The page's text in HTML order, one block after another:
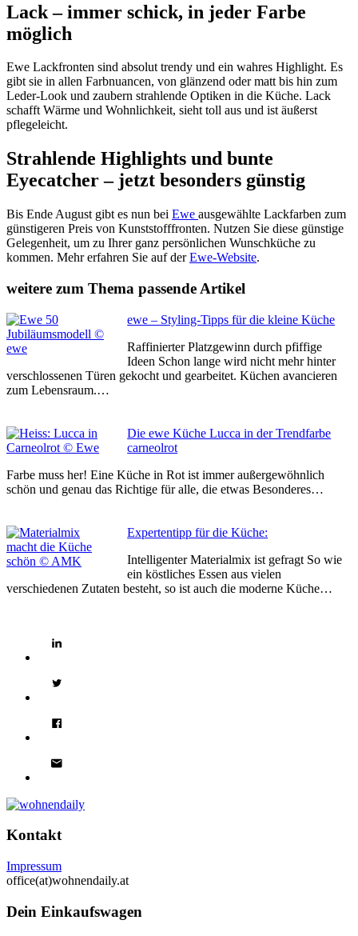
Lack – immer schick, in jeder Farbe
möglich
Ewe Lackfronten sind absolut trendy und ein wahres Highlight. Es
gibt sie in allen Farbnuancen, von glänzend oder matt bis hin zum
Leder-Look und zaubern strahlende Optiken in die Küche. Lack
schafft Wärme und Wohnlichkeit, sieht toll aus und ist äußerst
pflegeleicht.
Strahlende Highlights und bunte
Eyecatcher – jetzt besonders günstig
Bis Ende August gibt es nun bei Ewe ausgewählte Lackfarben zum
günstigeren Preis von Kunststofffronten. Nutzen Sie diese günstige
Gelegenheit, um zu Ihrer ganz persönlichen Wunschküche zu
kommen. Mehr erfahren Sie auf derEwe-Website.
weitere zum Thema passende Artikel
ewe – Styling-Tipps für die kleine Küche
Raffinierter Platzgewinn durch pfiffige
Ideen Schon lange wird nicht mehr hinter
verschlossenen Türen gekocht und gearbeitet. Küchen avancieren
zum Lebensraum.…
Die ewe Küche Lucca in der Trendfarbe
carneolrot
Farbe muss her! Eine Küche in Rot ist immer außergewöhnlich
schön und genau das Richtige für alle, die etwas Besonderes…
Expertentipp für die Küche:
Intelligenter Materialmix ist gefragt So wie
ein köstliches Essen aus vielen
verschiedenen Zutaten besteht, so ist auch die moderne Küche…
Kontakt
Impressum
office(at)wohnendaily.at
Dein Einkaufswagen